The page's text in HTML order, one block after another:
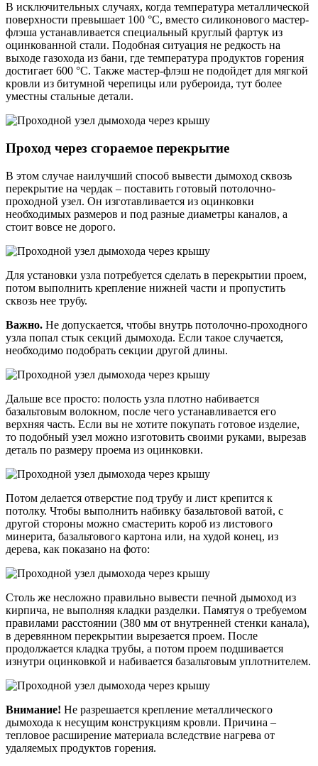
В исключительных случаях, когда температура металлической
поверхности превышает 100 °С, вместо силиконового мастер-
флэша устанавливается специальный круглый фартук из
оцинкованной стали. Подобная ситуация не редкость на
выходе газохода из бани, где температура продуктов горения
достигает 600 °С. Также мастер-флэш не подойдет для мягкой
кровли из битумной черепицы или рубероида, тут более
уместны стальные детали.
Проход через сгораемое перекрытие
В этом случае наилучший способ вывести дымоход сквозь
перекрытие на чердак – поставить готовый потолочно-
проходной узел. Он изготавливается из оцинковки
необходимых размеров и под разные диаметры каналов, а
стоит вовсе не дорого.
Для установки узла потребуется сделать в перекрытии проем,
потом выполнить крепление нижней части и пропустить
сквозь нее трубу.
Важно. Не допускается, чтобы внутрь потолочно-проходного
узла попал стык секций дымохода. Если такое случается,
необходимо подобрать секции другой длины.
Дальше все просто: полость узла плотно набивается
базальтовым волокном, после чего устанавливается его
верхняя часть. Если вы не хотите покупать готовое изделие,
то подобный узел можно изготовить своими руками, вырезав
деталь по размеру проема из оцинковки.
Потом делается отверстие под трубу и лист крепится к
потолку. Чтобы выполнить набивку базальтовой ватой, с
другой стороны можно смастерить короб из листового
минерита, базальтового картона или, на худой конец, из
дерева, как показано на фото:
Столь же несложно правильно вывести печной дымоход из
кирпича, не выполняя кладки разделки. Памятуя о требуемом
правилами расстоянии (380 мм от внутренней стенки канала),
в деревянном перекрытии вырезается проем. После
продолжается кладка трубы, а потом проем подшивается
изнутри оцинковкой и набивается базальтовым уплотнителем.
Внимание! Не разрешается крепление металлического
дымохода к несущим конструкциям кровли. Причина –
тепловое расширение материала вследствие нагрева от
удаляемых продуктов горения.